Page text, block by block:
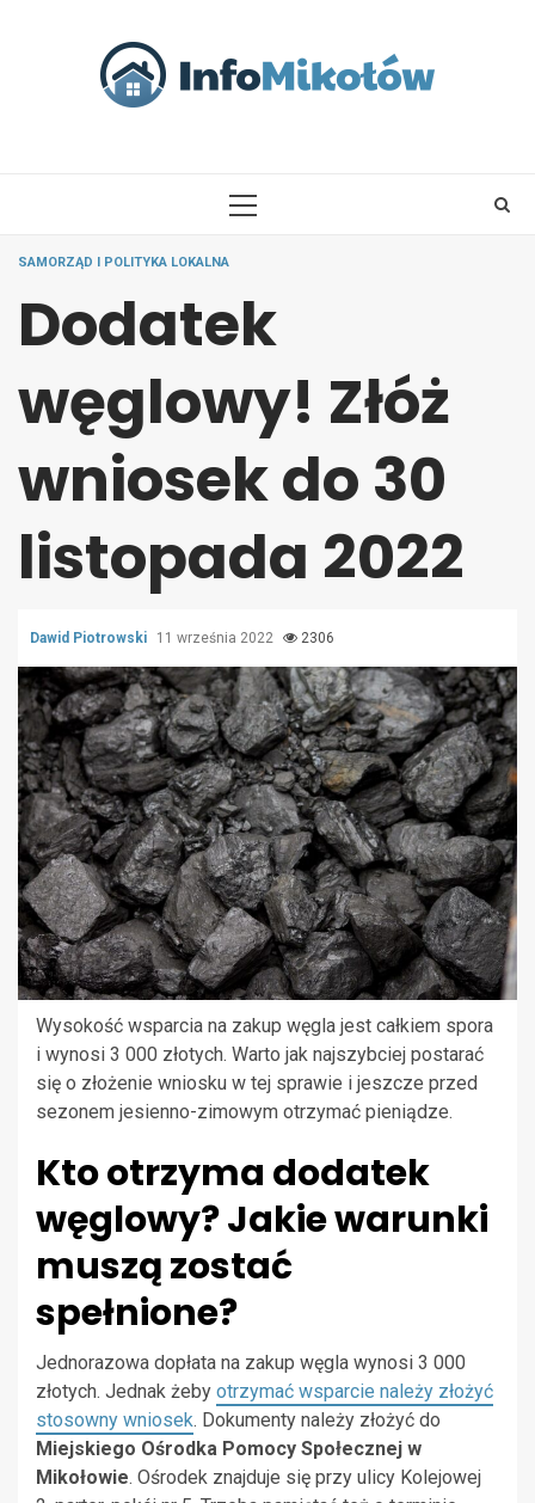
PRIMARY
SAMORZĄD I POLITYKA LOKALNA
Dodatek
węglowy! Złóż
wniosek do 30
listopada 2022
Dawid Piotrowski 11 września 2022 2306
Wysokość wsparcia na zakup węgla jest całkiem spora
i wynosi 3 000 złotych. Warto jak najszybciej postarać
się o złożenie wniosku w tej sprawie i jeszcze przed
sezonem jesienno-zimowym otrzymać pieniądze.
Kto otrzyma dodatek
węglowy? Jakie warunki
muszą zostać
spełnione?
Jednorazowa dopłata na zakup węgla wynosi 3 000
złotych. Jednak żeby otrzymać wsparcie należy złożyć
stosowny wniosek. Dokumenty należy złożyć do
Miejskiego Ośrodka Pomocy Społecznej w
Mikołowie. Ośrodek znajduje się przy ulicy Kolejowej